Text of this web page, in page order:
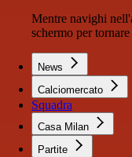
Mentre navighi
schermo per
News
Calciomercato
Squadra
Casa Milan
Partite